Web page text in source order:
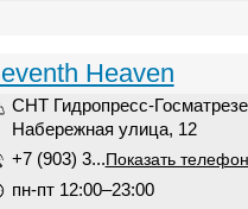
Heaven
СНТ Гидропресс-
Набережная улица, 12
+7 (903) 3... Показать телефон
пн-пт 12:00–23:00